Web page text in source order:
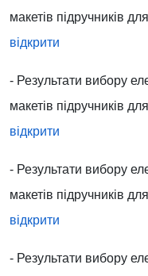
макетів підручників
відкрити
- Результати вибору
макетів підручників
відкрити
- Результати вибору
макетів підручників
відкрити
- Результати вибору